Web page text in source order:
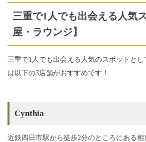
三重で1人でも出会える人気
屋・ラウンジ】
三重で1人でも出会える人気のスポットと
は以下の3店舗がおすすめです！
Cynthia
近鉄四日市駅から徒歩2分のところにある相